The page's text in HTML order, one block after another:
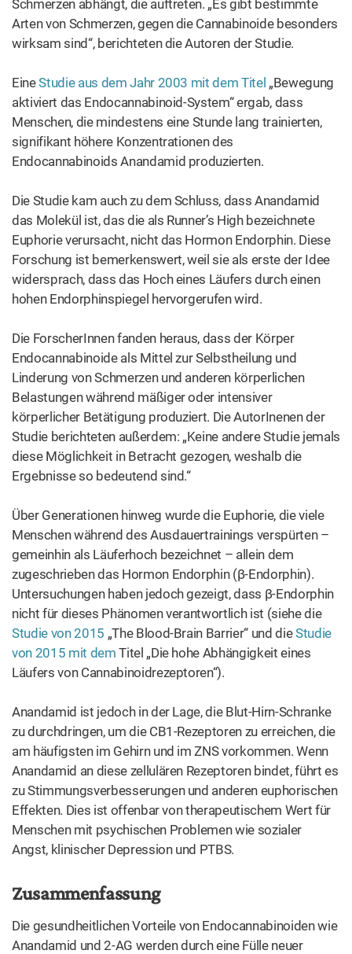
Schmerzen abhängt, die auftreten. „Es gibt bestimmte
Arten von Schmerzen, gegen die Cannabinoide besonders
wirksam sind“, berichteten die Autoren der Studie.
EineStudie aus dem Jahr 2003 mit dem Titel „Bewegung
aktiviert das Endocannabinoid-System“ ergab, dass
Menschen, die mindestens eine Stunde lang trainierten,
signifikant höhere Konzentrationen des
Endocannabinoids Anandamid produzierten.
Die Studie kam auch zu dem Schluss, dass Anandamid
das Molekül ist, das die als Runner’s High bezeichnete
Euphorie verursacht, nicht das Hormon Endorphin. Diese
Forschung ist bemerkenswert, weil sie als erste der Idee
widersprach, dass das Hoch eines Läufers durch einen
hohen Endorphinspiegel hervorgerufen wird.
Die ForscherInnen fanden heraus, dass der Körper
Endocannabinoide als Mittel zur Selbstheilung und
Linderung von Schmerzen und anderen körperlichen
Belastungen während mäßiger oder intensiver
körperlicher Betätigung produziert. Die AutorInenen der
Studie berichteten außerdem: „Keine andere Studie jemals
diese Möglichkeit in Betracht gezogen, weshalb die
Ergebnisse so bedeutend sind.“
Über Generationen hinweg wurde die Euphorie, die viele
Menschen während des Ausdauertrainings verspürten –
gemeinhin als Läuferhoch bezeichnet – allein dem
zugeschrieben das Hormon Endorphin (β-Endorphin).
Untersuchungen haben jedoch gezeigt, dass β-Endorphin
nicht für dieses Phänomen verantwortlich ist (siehe die
Studie von 2015 „The Blood-Brain Barrier“ und dieStudie
von 2015 mit dem Titel „Die hohe Abhängigkeit eines
Läufers von Cannabinoidrezeptoren“).
Anandamid ist jedoch in der Lage, die Blut-Hirn-Schranke
zu durchdringen, um die CB1-Rezeptoren zu erreichen, die
am häufigsten im Gehirn und im ZNS vorkommen. Wenn
Anandamid an diese zellulären Rezeptoren bindet, führt es
zu Stimmungsverbesserungen und anderen euphorischen
Effekten. Dies ist offenbar von therapeutischem Wert für
Menschen mit psychischen Problemen wie sozialer
Angst, klinischer Depression und PTBS.
Zusammenfassung
Die gesundheitlichen Vorteile von Endocannabinoiden wie
Anandamid und 2-AG werden durch eine Fülle neuer